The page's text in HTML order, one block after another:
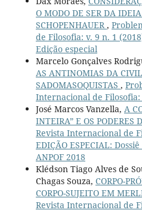
O MODO DE SER DA
SCHOPENHAUER ,
de Filosofia: v. 9 n. 1
Edição especial
Marcelo Gonçalves
AS ANTINOMIAS DA
SADOMASOQUISTAS ,
Internacional de Filosofia:
José Marcos Vanzella, A
INTEIRA” E OS PODERES
Revista Internacional de
EDIÇÃO ESPECIAL:
ANPOF 2018
Klédson Tiago Alves de
Chagas Souza, CORPO-
CORPO-SUJEITO EM
Revista Internacional de